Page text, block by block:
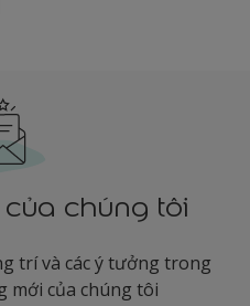
chúng tôi
trí và các ý tưởng trong
mới của chúng tôi